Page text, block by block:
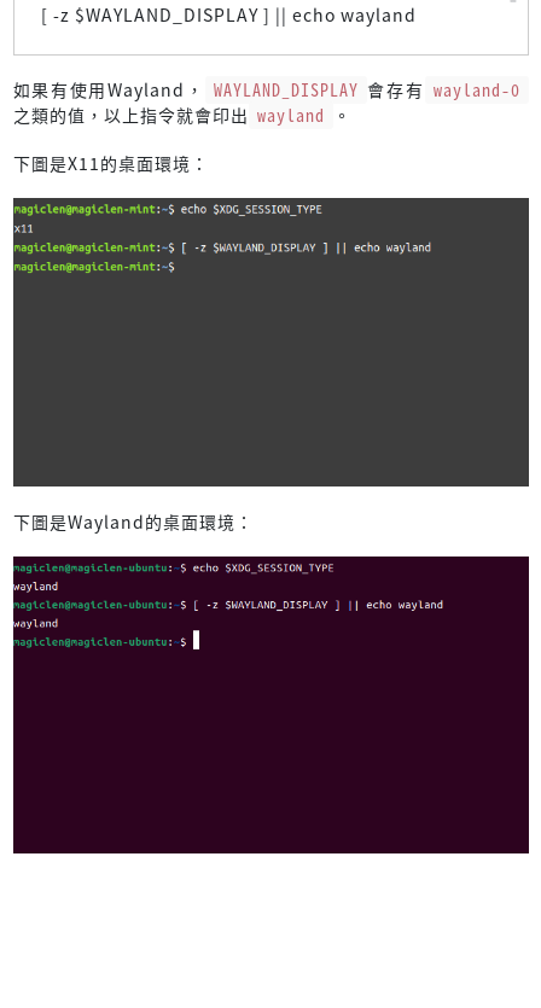
[ -z $WAYLAND_DISPLAY ] || echo wayland
如果有使用Wayland， WAYLAND_DISPLAY 會存有 wayland-0
之類的值，以上指令就會印出 wayland
。
下圖是X11的桌面環境：
下圖是Wayland的桌面環境：